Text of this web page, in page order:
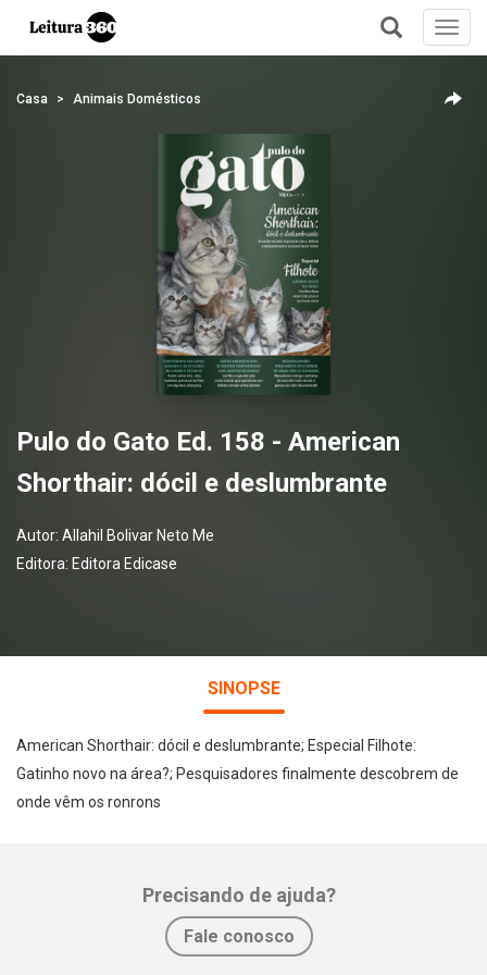
+
Casa Animais Domésticos
Pulo do Gato Ed. 158 - American
Shorthair: dócil e deslumbrante
Autor: Allahil Bolivar Neto Me
Editora: Editora Edicase
SINOPSE
American Shorthair: dócil e deslumbrante; Especial Filhote:
Gatinho novo na área?; Pesquisadores finalmente descobrem de
onde vêm os ronrons
Precisando de ajuda?
Fale conosco
Facebook Twitter